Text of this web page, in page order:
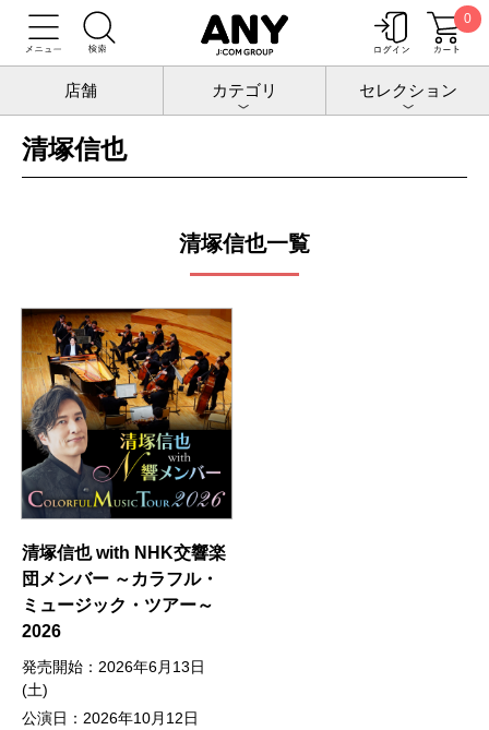
0
店舗 カテゴリ セレクション
トップ 公演 清塚信也
清塚信也
清塚信也一覧
清塚信也 with NHK交響楽
団メンバー ～カラフル・
ミュージック・ツアー～
2026
発売開始：2026年6月13日
(土)
公演日：2026年10月12日